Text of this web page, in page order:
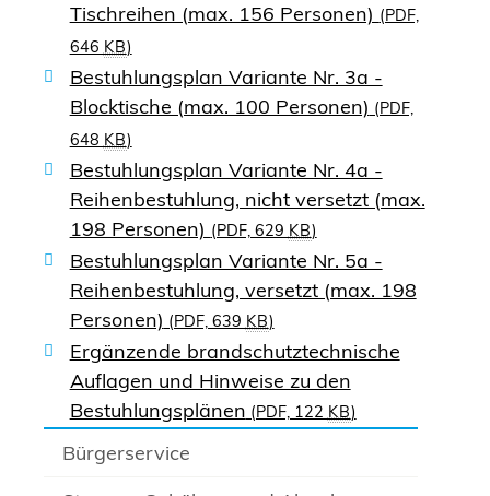
Bürgerservice
Tischreihen (max. 156 Personen) (PDF,
646 KB)
Bestuhlungsplan Variante Nr. 3a -
Blocktische (max. 100 Personen) (PDF,
648 KB)
Bestuhlungsplan Variante Nr. 4a -
Reihenbestuhlung, nicht versetzt (max.
198 Personen) (PDF, 629 KB)
Bestuhlungsplan Variante Nr. 5a -
Reihenbestuhlung, versetzt (max. 198
Personen) (PDF, 639 KB)
Ergänzende brandschutztechnische
Auflagen und Hinweise zu den
Bestuhlungsplänen (PDF, 122 KB)